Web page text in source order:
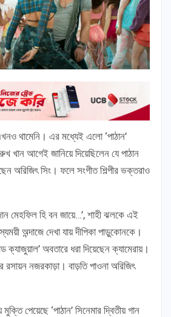
থামেনি। এর মধ্যেই এলো ‘পাঠান’
খান আগেই জানিয়ে দিয়েছিলেন যে পাঠান
অরিজিৎ সিং। ফলে সংগীত শিল্পীর ভক্তরাও
মেহফিল হি বন জায়ে…’, শাহী ঝলকে এই
অন্দাজে দেখা যায় দীপিকা পাড়ুকোনকে।
অবতারে ধরা দিয়েছেন ক্যামেরায়।
রসায়ন নজরকাড়া। বাড়তি পাওনা অরিজিৎ
পেয়েছে ‘পাঠান’ সিনেমার দ্বিতীয় গান